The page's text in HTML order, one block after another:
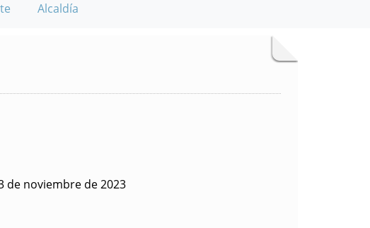
Alcaldía
de noviembre de 2023